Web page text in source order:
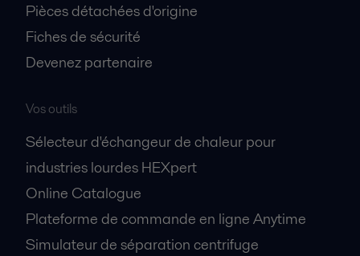
Pièces détachées d'origine
Fiches de sécurité
Devenez partenaire
Vos outils
Sélecteur d'échangeur de chaleur pour
industries lourdes HEXpert
Online Catalogue
Plateforme de commande en ligne Anytime
Simulateur de séparation centrifuge